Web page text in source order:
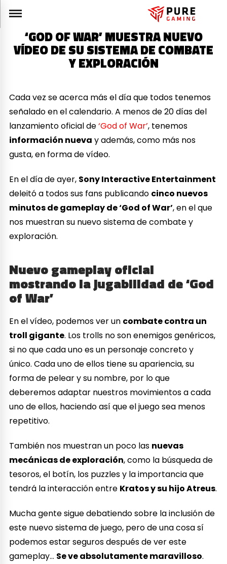
‘GOD OF WAR’ MUESTRA NUEVO
VÍDEO DE SU SISTEMA DE COMBATE
Y EXPLORACIÓN
Cada vez se acerca más el día que todos tenemos
señalado en el calendario. A menos de 20 días del
lanzamiento oficial de‘God of War’, tenemos
información nueva y además, como más nos
gusta, en forma de vídeo.
En el día de ayer, Sony Interactive Entertainment
deleitó a todos sus fans publicando cinco nuevos
minutos de gameplay de ‘God of War’, en el que
nos muestran su nuevo sistema de combate y
exploración.
Nuevo gameplay oficial
mostrando la jugabilidad de ‘God
of War’
En el vídeo, podemos ver un combate contra un
troll gigante. Los trolls no son enemigos genéricos,
si no que cada uno es un personaje concreto y
único. Cada uno de ellos tiene su apariencia, su
forma de pelear y su nombre, por lo que
deberemos adaptar nuestros movimientos a cada
uno de ellos, haciendo así que el juego sea menos
repetitivo.
También nos muestran un poco las nuevas
mecánicas de exploración, como la búsqueda de
tesoros, el botín, los puzzles y la importancia que
tendrá la interacción entre Kratos y su hijo Atreus.
Mucha gente sigue debatiendo sobre la inclusión de
este nuevo sistema de juego, pero de una cosa sí
podemos estar seguros después de ver este
gameplay… Se ve absolutamente maravilloso.